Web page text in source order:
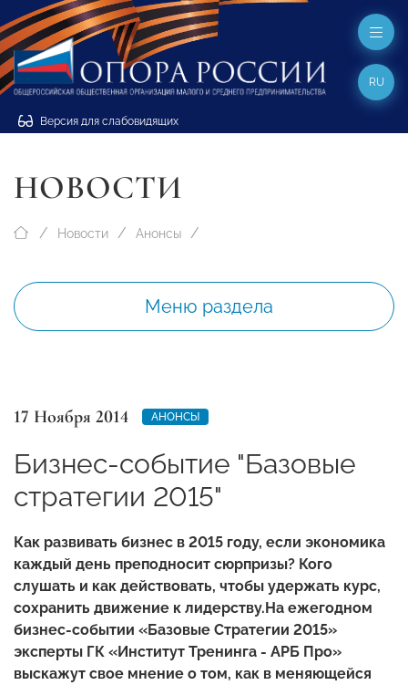
Версия для слабовидящих
RU
НОВОСТИ
Новости Анонсы
Меню раздела
17 Ноября 2014 АНОНСЫ
Бизнес-событие "Базовые
стратегии 2015"
Как развивать бизнес в 2015 году, если экономика
каждый день преподносит сюрпризы? Кого
слушать и как действовать, чтобы удержать курс,
сохранить движение к лидерству.На ежегодном
бизнес-событии «Базовые Стратегии 2015»
эксперты ГК «Институт Тренинга - АРБ Про»
выскажут свое мнение о том, как в меняющейся